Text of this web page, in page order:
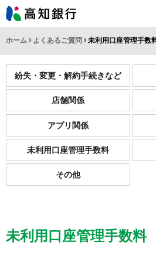
ホーム よくあるご質問 未利用口座管理手数
紛失・変更・解約手続きなど
店舗関係
アプリ関係
未利用口座管理手数料
その他
未利用口座管理手数料